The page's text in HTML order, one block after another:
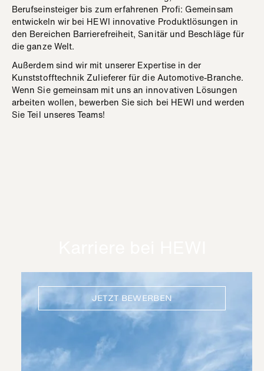
Berufseinsteiger bis zum erfahrenen Profi: Gemeinsam
entwickeln wir bei HEWI innovative Produktlösungen in
den Bereichen Barrierefreiheit, Sanitär und Beschläge für
die ganze Welt.
Außerdem sind wir mit unserer Expertise in der
Kunststofftechnik Zulieferer für die Automotive-Branche.
Wenn Sie gemeinsam mit uns an innovativen Lösungen
arbeiten wollen, bewerben Sie sich bei HEWI und werden
Sie Teil unseres Teams!
JETZT BEWERBEN